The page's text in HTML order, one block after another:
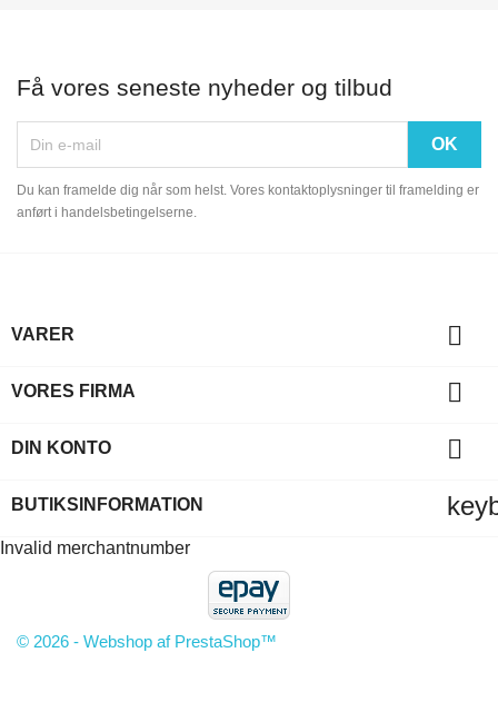
Få vores seneste nyheder og tilbud
Du kan framelde dig når som helst. Vores kontaktoplysninger til framelding er
anført i handelsbetingelserne.
VARER 
VORES FIRMA 
DIN KONTO 
BUTIKSINFORMATION
Invalid merchantnumber
© 2026 - Webshop af PrestaShop™